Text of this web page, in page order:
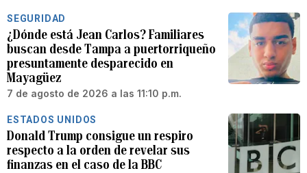
SEGURIDAD
¿Dónde está Jean Carlos? Familiares
buscan desde Tampa a puertorriqueño
presuntamente desparecido en
Mayagüez
7 de agosto de 2026 a las 11:10 p.m.
ESTADOS UNIDOS
Donald Trump consigue un respiro
respecto a la orden de revelar sus
finanzas en el caso de la BBC